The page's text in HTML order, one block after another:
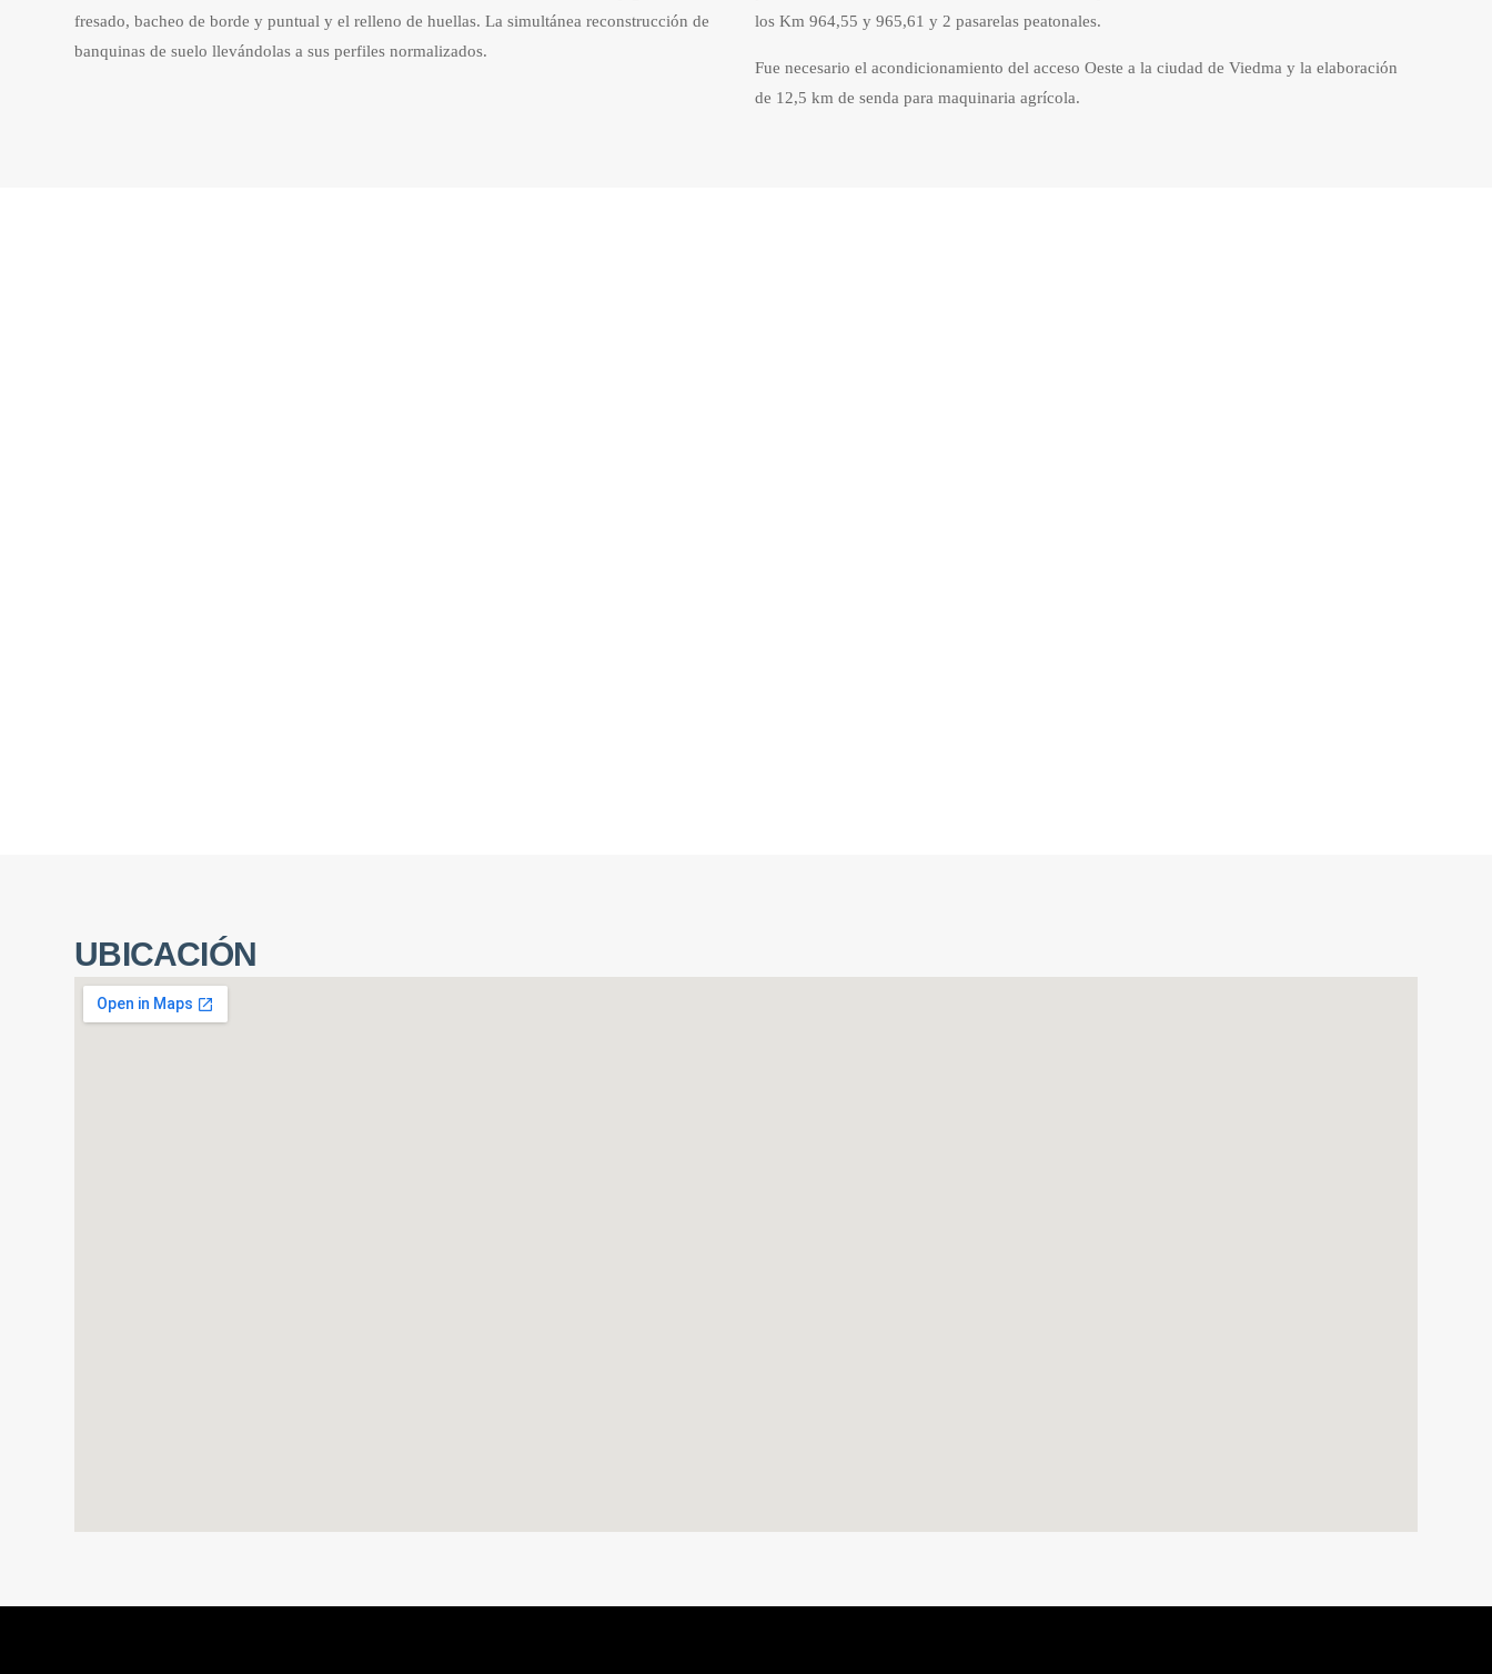
fresado, bacheo de borde y puntual y el relleno de huellas. La simultánea reconstrucción de
banquinas de suelo llevándolas a sus perfiles normalizados.
los Km 964,55 y 965,61 y 2 pasarelas peatonales.
Fue necesario el acondicionamiento del acceso Oeste a la ciudad de Viedma y la elaboración
de 12,5 km de senda para maquinaria agrícola.
UBICACIÓN